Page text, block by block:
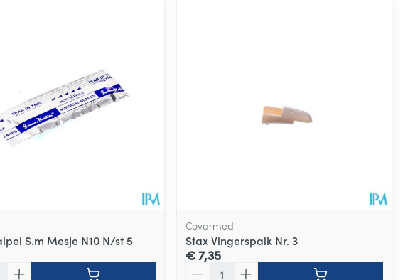
S.m Mesje N10 N/st 5
Covarmed
Stax Vingerspalk Nr. 3
€ 7,35